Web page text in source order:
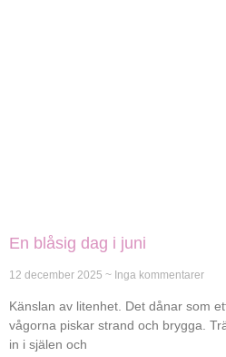
En blåsig dag i juni
12 december 2025 Inga kommentarer
Känslan av litenhet. Det dånar som
vågorna piskar strand och brygga.
in i själen och